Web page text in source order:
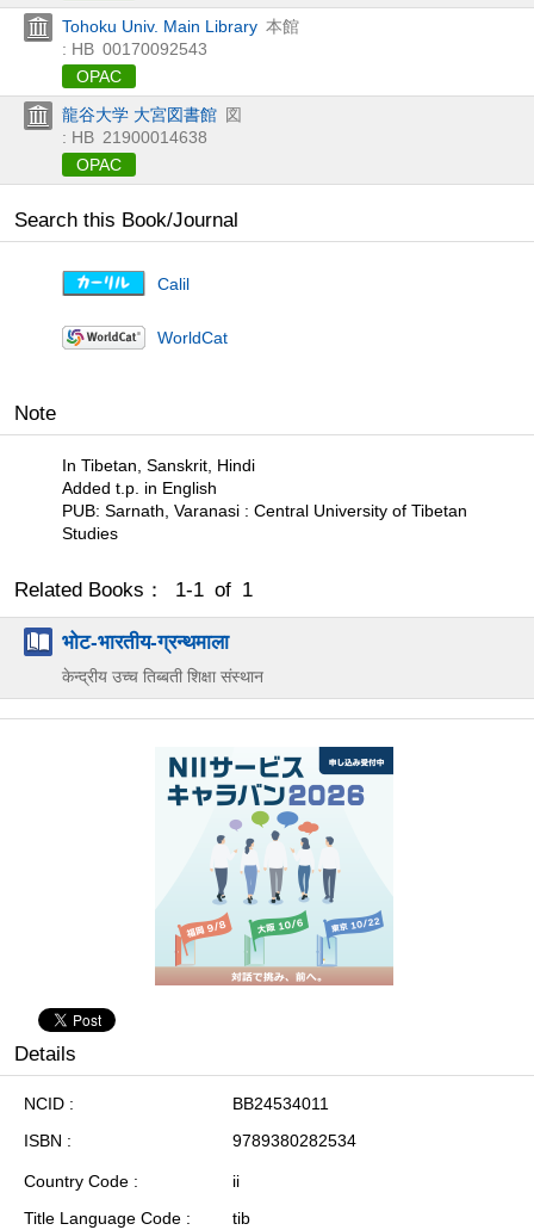
Tohoku Univ. Main Library 本館
: HB 00170092543
OPAC
龍谷大学 大宮図書館 図
: HB 21900014638
OPAC
Search this Book/Journal
Calil
WorldCat
Note
In Tibetan, Sanskrit, Hindi
Added t.p. in English
PUB: Sarnath, Varanasi : Central University of Tibetan
Studies
Related Books： 1-1 of 1
भोट-भारतीय-ग्रन्थमाला
केन्द्रीय उच्च तिब्बती शिक्षा संस्थान
Details
NCID
BB24534011
ISBN
9789380282534
Country Code
ii
Title Language Code
tib